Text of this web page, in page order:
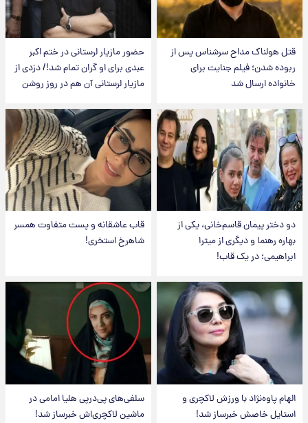
قتل هولناک مداح سرشناس پس از
ربوده شدن؛ فیلم جنایت برای
خانواده ارسال شد
حضور مازیار لرستانی در ختم اکبر
عبدی برای او گران تمام شد!/ دزدی از
مازیار لرستانی آن هم در روز روشن
دو دختر پیمان قاسم‌خانی، یکی از
بهاره رهنما و دیگری از میترا
ابراهیمی؛ در یک قاب!
قاب عاشقانه و پست متفاوت همسر
شاهرخ استخری!
الهام پاوه‌نژاد با ورزش لاکچری و
استایل خاصش خبرساز شد!
سلفی‌های پی‌درپی هلیا امامی در
ماشین لاکچری‌اش خبرساز شد!